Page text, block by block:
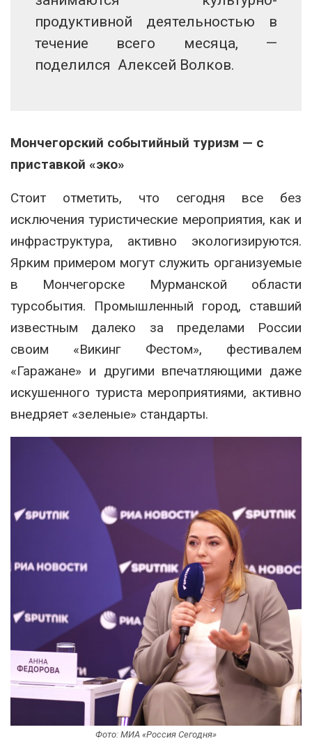
продуктивной деятельностью в
течение всего месяца, —
поделился Алексей Волков.
Мончегорский событийный туризм — с
приставкой «эко»
Стоит отметить, что сегодня все без
исключения туристические мероприятия, как и
инфраструктура, активно экологизируются.
Ярким примером могут служить организуемые
в Мончегорске Мурманской области
турсобытия. Промышленный город, ставший
известным далеко за пределами России
своим «Викинг Фестом», фестивалем
«Гаражане» и другими впечатляющими даже
искушенного туриста мероприятиями, активно
внедряет «зеленые» стандарты.
Фото: МИА «Россия Сегодня»